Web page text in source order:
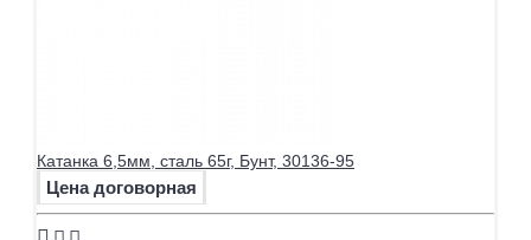
Катанка 6,5мм, сталь 65г, Бунт, 30136-95
Цена договорная